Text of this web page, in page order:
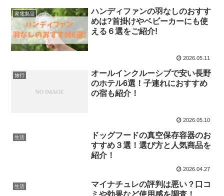
家電製品
ハンディファンの羽なしのおすす
めは?首掛けやベビーカーにも使
える６選をご紹介!
2026.05.11
旅行
オールインクルーシブで安い長野
のホテル6選！子連れにおすすめ
の宿も紹介！
2026.05.10
生活
ドッグフードの真空保存容器のお
すすめ３選！選び方と人気商品を
紹介！
2026.04.27
生活
マイナチュレの評判は悪い？口コ
ミや効果など使用感を調査！